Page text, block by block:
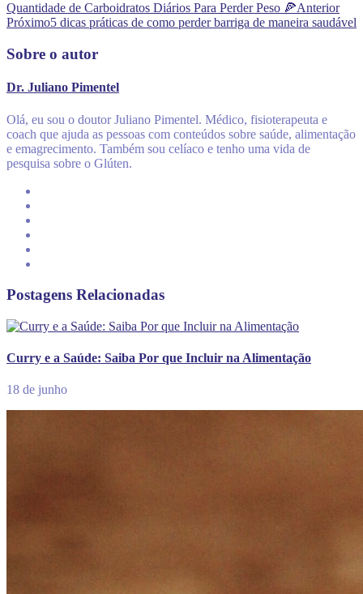
Quantidade de Carboidratos Diários Para Perder Peso 🍕Anterior
Próximo5 dicas práticas de como perder barriga de maneira saudável
Sobre o autor
Dr. Juliano Pimentel
Olá, eu sou o doutor Juliano Pimentel. Médico, fisioterapeuta e
coach que ajuda as pessoas com conteúdos sobre saúde, alimentação
e emagrecimento. Também sou celíaco e tenho uma vida de
pesquisa sobre o Glúten.
Postagens Relacionadas
Curry e a Saúde: Saiba Por que Incluir na Alimentação
18 de junho